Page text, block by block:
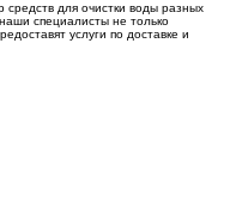
для очистки воды разных
специалисты не только
услуги по доставке и